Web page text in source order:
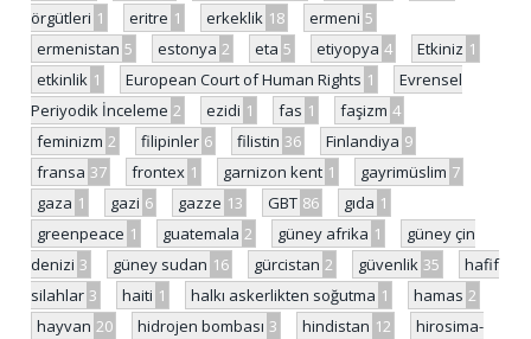
örgütleri 1 eritre 1 erkeklik 18 ermeni 5
ermenistan 5 estonya 2 eta 5 etiyopya 4 Etkiniz 1
etkinlik 1 European Court of Human Rights 1
Evrensel
Periyodik İnceleme 2 ezidi 1 fas 1 faşizm 4
feminizm 2 filipinler 6 filistin 36 Finlandiya 9
fransa 37 frontex 1 garnizon kent 1 gayrimüslim 7
gaza 1 gazi 6 gazze 13 GBT 86 gıda 1
greenpeace 1 guatemala 2 güney afrika 1
güney çin
denizi 3 güney sudan 16 gürcistan 2 güvenlik 35
hafif
silahlar 3 haiti 1 halkı askerlikten soğutma 1 hamas 2
hayvan 20 hidrojen bombası 3 hindistan 12
hirosima-